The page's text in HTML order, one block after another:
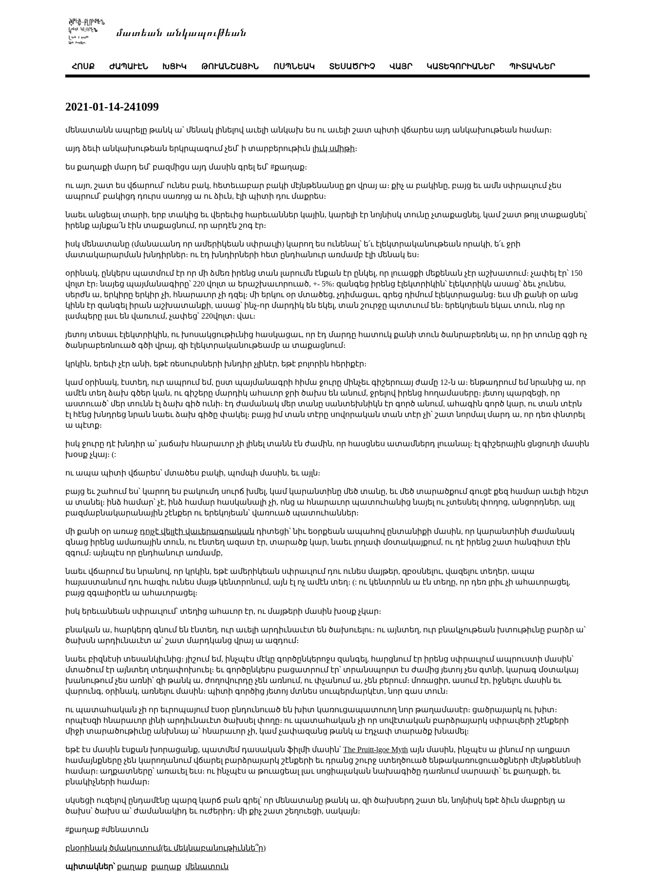
մատեան անկապութեան
ՀՈՍՔ ԺԱՊԱՒԷՆ ԽՑԻԿ ԹՈՒԱՆՇԱՅԻՆ ՈՍՊՆԵԱԿ ՏԵՍԱԾՐԻՉ ՎԱՅՐ ԿԱՏԵԳՈՐԻԱՆԵՐ ՊԻՏԱԿՆԵՐ
2021-01-14-241099
մենատանն ապրելը թանկ ա՝ մենակ լինելով աւելի անկախ ես ու աւելի շատ պիտի վճարես այդ անկախութեան համար։
այդ ձեւի անկախութեան երկրպագում չեմ՝ ի տարբերութիւն լիւկ սմիթի։
ես քաղաքի մարդ եմ՝ բազմիցս այդ մասին գրել եմ՝ #քաղաք։
ու այո, շատ ես վճարում՝ ունես բակ, հետեւաբար բակի մէյնթենանսը քո վրայ ա։ քիչ ա բակինը, բայց եւ ամն սփրաւլում չես
ապրում՝ բակիցդ դուրս սառոյց ա ու ձիւն, էլի պիտի դու մաքրես։
նաեւ անցեալ տարի, երբ տակից եւ վերեւից հարեւաններ կային, կարելի էր նոյնիսկ տունը չտաքացնել, կամ շատ թոյլ տաքացնել՝
իրենք այնքա՛ն էին տաքացնում, որ արդէն շոգ էր։
իսկ մենատանը (մանաւանդ որ ամերիկեան սփրաւլի) կարող ես ունենալ՝ ե՛ւ էլեկտրականութեան որակի, ե՛ւ ջրի
մատակարարման խնդիրներ։ ու էդ խնդիրների հետ ընդհանուր առմամբ էլի մենակ ես։
օրինակ, ընկերս պատմում էր որ մի ձմեռ իրենց տան լարումն էնքան էր ընկել, որ լուացքի մեքենան չէր աշխատում։ չափել էր՝ 150
վոլտ էր։ նայեց պայմանագիրը՝ 220 վոլտ ա երաշխաւորուած, +- 5%։ զանգեց իրենց էլեկտրիկին՝ էլեկտրիկն ասաց՝ ձեւ չունես,
սերժն ա, երկիրը երկիր չի, հնարաւոր չի դզել։ մի երկու օր մտածեց, չդիմացաւ, գրեց դիմում էլեկտրացանց։ եւս մի քանի օր անց
կինն էր զանգել իրան աշխատանքի, ասաց՝ ինչ֊որ մարդիկ են եկել, տան շուրջը պտտւում են։ երեկոյեան եկաւ տուն, ոնց որ
լամպերը լաւ են վառւում, չափեց՝ 220վոլտ։ վաւ։
յետոյ տեսաւ էլեկտրիկին, ու խոսակցութիւնից հասկացաւ, որ էդ մարդը հատուկ քանի տուն ծանրաբեռնել ա, որ իր տունը գցի ոչ
ծանրաբեռնուած գծի վրայ, զի էլեկտրականութեամբ ա տաքացնում։
կրկին, երեւի չէր անի, եթէ ռեսուրսների խնդիր չլինէր, եթէ բոլորին հերիքէր։
կամ օրինակ, էստեղ, ուր ապրում եմ, ըստ պայմանագրի հիմա ջուրը մինչեւ գիշերուայ ժամը 12֊ն ա։ ենթադրում եմ նրանից ա, որ
ամէն տեղ ձախ գծեր կան, ու գիշերը մարդիկ ահաւոր ջրի ծախս են անում, ջրելով իրենց հողամասերը։ յետոյ պարզեցի, որ
աստուած՝ մեր տունն էլ ձախ գիծ ունի։ էդ ժամանակ մեր տանը սանտեխնիկն էր գործ անում, ահագին գործ կար, ու տան տէրն
էլ հէնց խնդրեց նրան նաեւ ձախ գիծը փակել։ բայց իմ տան տէրը սովորական տան տէր չի՝ շատ նորմալ մարդ ա, որ դեռ փնտրել
ա պէտք։
իսկ ջուրը դէ խնդիր ա՝ յաճախ հնարաւոր չի լինել տանն էն ժամին, որ հասցնես ատամներդ լուանալ։ էլ գիշերային ցնցուղի մասին
խօսք չկայ։ (:
ու ապա պիտի վճարես՝ մտածես բակի, պոմպի մասին, եւ այլն։
բայց եւ շահում ես՝ կարող ես բակումդ սուրճ խմել, կամ կարանտինը մեծ տանը, եւ մեծ տարածքում գուցէ քեզ համար աւելի հեշտ
ա տանել։ ինձ համար՝ չէ, ինձ համար հասկանալի չի, ոնց ա հնարաւոր պատուհանից նայել ու չտեսնել փողոց, անցորդներ, այլ
բազմաբնակարանային շէնքեր ու երեկոյեան՝ վառուած պատուհաններ։
մի քանի օր առաջ դոյչէ վելլէի վաւերագրական դիտեցի՝ նիւ եօրքեան ապահով ընտանիքի մասին, որ կարանտինի ժամանակ
գնաց իրենց ամառային տուն, ու էնտեղ ազատ էր, տարածք կար, նաեւ լողափ մօտակայքում, ու դէ իրենց շատ հանգիստ էին
զգում։ այնպէս որ ընդհանուր առմամբ,
նաեւ վճարում ես նրանով, որ կրկին, եթէ ամերիկեան սփրաւլում դու ունես մայթեր, զբօսնելու, վազելու տեղեր, ապա
հայաստանում դու հազիւ ունես մայթ կենտրոնում, այն էլ ոչ ամէն տեղ։ (: ու կենտրոնն ա էն տեղը, որ դեռ լրիւ չի ահաւորացել,
բայց զգալիօրէն ա ահաւորացել։
իսկ երեւանեան սփրաւլում՝ տեղից ահաւոր էր, ու մայթերի մասին խօսք չկար։
բնական ա, հարկերդ գնում են էնտեղ, ուր աւելի արդիւնաւէտ են ծախուելու։ ու այնտեղ, ուր բնակչութեան խտութիւնը բարձր ա՝
ծախսն արդիւնաւէտ ա՝ շատ մարդկանց վրայ ա ազդում։
նաեւ բիզնէսի տեսանկիւնից։ յիշում եմ, ինչպէս մէկը գործընկերոջս զանգել, հարցնում էր իրենց սփրաւլում ապրուստի մասին՝
մտածում էր այնտեղ տեղափոխուել։ եւ գործընկերս բացատրում էր՝ տրանսպորտ էս ժամից յետոյ չես գտնի, կարագ մօտակայ
խանութում չես առնի՝ զի թանկ ա, ժողովուրդը չեն առնում, ու փչանում ա, չեն բերում։ մոռացիր, ասում էր, իջնելու մասին եւ
վարունգ, օրինակ, առնելու մասին։ պիտի գործից յետոյ մտնես սուպերմարկէտ, նոր գաս տուն։
ու պատահական չի որ եւրոպայում էսօր ընդունուած են խիտ կառուցապատուող նոր թաղամասէր։ ցածրայարկ ու խիտ։
որպէսզի հնարաւոր լինի արդիւնաւէտ ծախսել փողը։ ու պատահական չի որ սովէտական բարձրայարկ սփրաւլերի շէնքերի
միջի տարածութիւնը անխնայ ա՝ հնարաւոր չի, կամ չափազանց թանկ ա էդչափ տարածք խնամել։
եթէ էս մասին էսքան խորացանք, պատմեմ դասական ֆիլմի մասին՝The Pruitt-lgoe Myth այն մասին, ինչպէս ա լինում որ աղքատ
համայնքները չեն կարողանում վճարել բարձրայարկ շէնքերի եւ դրանց շուրջ ստեղծուած ենթակառուցուածքների մէյնթենենսի
համար։ աղքատները՝ առաւել եւս։ ու ինչպէս ա թուացեալ լաւ սոցիալական նախագիծը դառնում սարսափ՝ եւ քաղաքի, եւ
բնակիչների համար։
սկսեցի ուզելով ընդամէնը պարզ կարճ բան գրել՝ որ մենատանը թանկ ա, զի ծախսերդ շատ են, նոյնիսկ եթէ ձիւն մաքրելդ ա
ծախս՝ ծախս ա՝ ժամանակիդ եւ ուժերիդ։ մի քիչ շատ շեղուեցի, սակայն։
#քաղաք #մենատուն
բնօրինակ ծմակուտում(եւ մեկնաբանութիւննե՞ր)
պիտակներ՝ քաղաք քաղաք մենատուն